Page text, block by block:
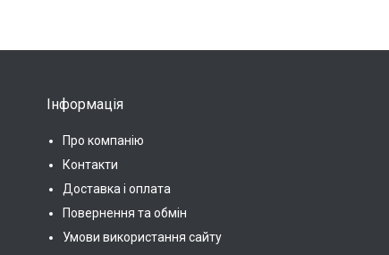
Інформація
Про компанію
Контакти
Доставка і оплата
Повернення та обмін
Умови використання сайту